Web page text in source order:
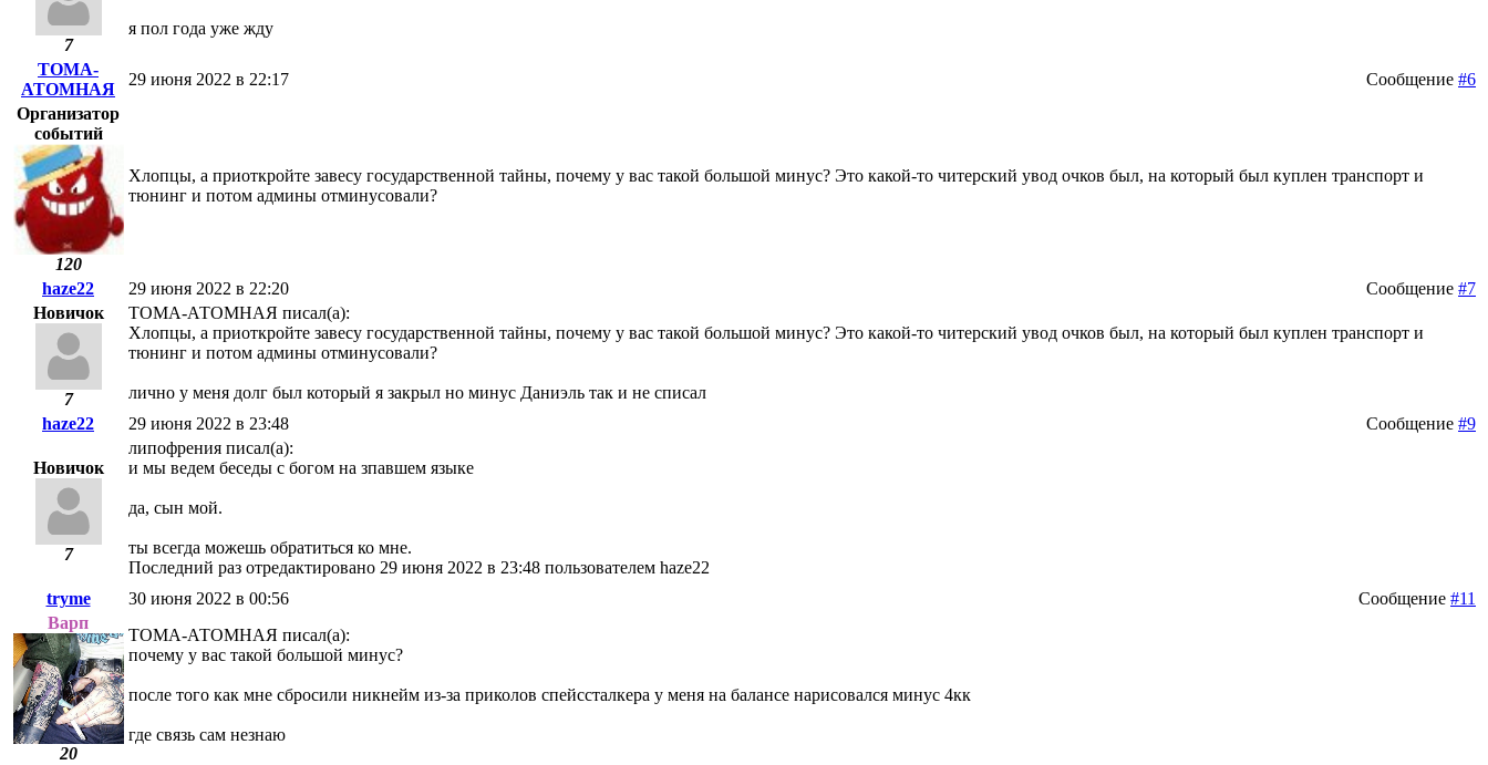
7
я пол года уже жду
ТОМА-
АТОМНАЯ
Сообщение #6
29 июня 2022 в 22:17
Организатор
событий
120
Хлопцы, а приоткройте завесу государственной тайны, почему у вас такой большой минус? Это какой-то читерский увод очков был, на который был куплен транспорт и
тюнинг и потом админы отминусовали?
haze22 Сообщение #7
29 июня 2022 в 22:20
Новичок
7
ТОМА-АТОМНАЯ писал(а):
Хлопцы, а приоткройте завесу государственной тайны, почему у вас такой большой минус? Это какой-то читерский увод очков был, на который был куплен транспорт и
тюнинг и потом админы отминусовали?
лично у меня долг был который я закрыл но минус Даниэль так и не списал
haze22
Сообщение #9
29 июня 2022 в 23:48
Новичок
7
липофрения писал(а):
и мы ведем беседы с богом на зпавшем языке
да, сын мой.
ты всегда можешь обратиться ко мне.
Последний раз отредактировано 29 июня 2022 в 23:48 пользователем haze22
tryme
Сообщение #11
30 июня 2022 в 00:56
Варп
20
ТОМА-АТОМНАЯ писал(а):
почему у вас такой большой минус?
после того как мне сбросили никнейм из-за приколов спейссталкера у меня на балансе нарисовался минус 4кк
где связь сам незнаю